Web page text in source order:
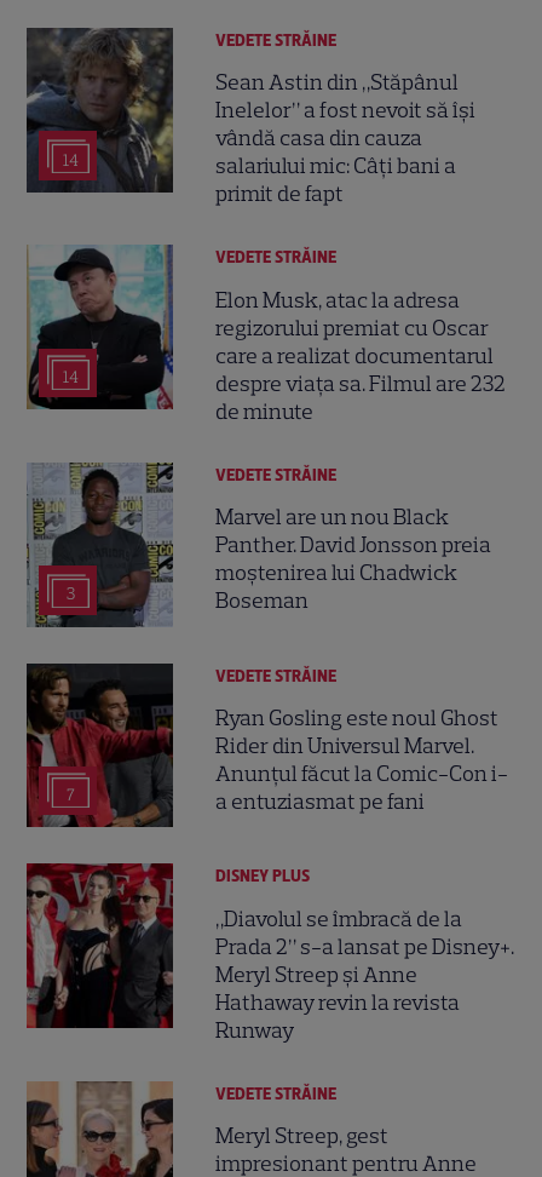
14
VEDETE STRĂINE
Sean Astin din „Stăpânul
Inelelor” a fost nevoit să își
vândă casa din cauza
salariului mic: Câți bani a
primit de fapt
14
VEDETE STRĂINE
Elon Musk, atac la adresa
regizorului premiat cu Oscar
care a realizat documentarul
despre viața sa. Filmul are 232
de minute
3
VEDETE STRĂINE
Marvel are un nou Black
Panther. David Jonsson preia
moștenirea lui Chadwick
Boseman
7
VEDETE STRĂINE
Ryan Gosling este noul Ghost
Rider din Universul Marvel.
Anunțul făcut la Comic-Con i-
a entuziasmat pe fani
DISNEY PLUS
„Diavolul se îmbracă de la
Prada 2” s-a lansat pe Disney+.
Meryl Streep și Anne
Hathaway revin la revista
Runway
VEDETE STRĂINE
Meryl Streep, gest
impresionant pentru Anne